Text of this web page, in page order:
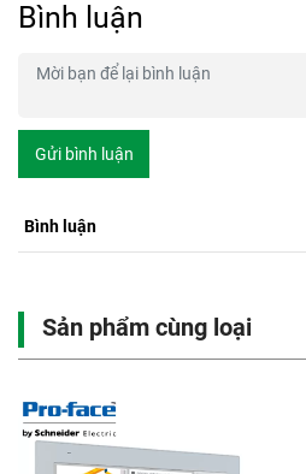
Bình luận
Gửi bình luận
Bình luận
Sản phẩm cùng loại